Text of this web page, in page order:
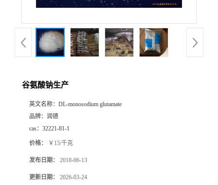
谷氨酸钠生产
英文名称： DL-monosodium glutamate
品牌： 润德
cas： 32221-81-1
价格： ￥15/千克
发布日期： 2018-06-13
更新日期： 2026-03-24